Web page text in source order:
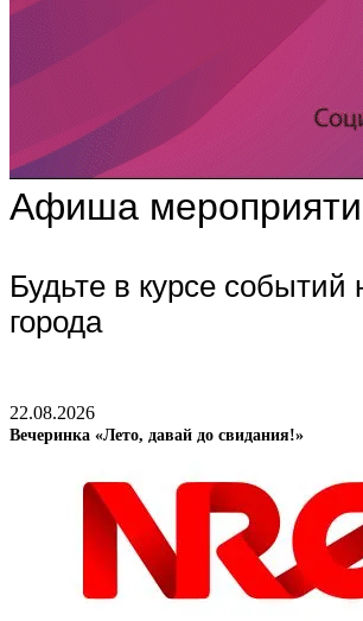
Афиша
Будьте в курсе событий
города
22.08.2026
Вечеринка «Лето, давай до свидания!»